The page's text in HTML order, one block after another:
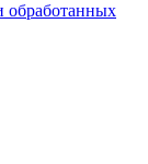
обработанных